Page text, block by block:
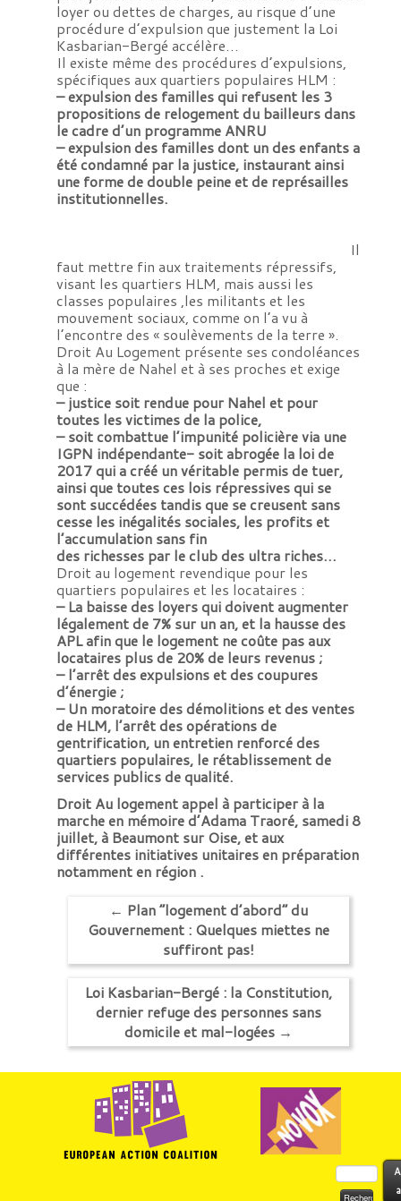
loyer ou dettes de charges, au risque d’une
procédure d’expulsion que justement la Loi
Kasbarian-Bergé accélère…
Il existe même des procédures d’expulsions,
spécifiques aux quartiers populaires HLM :
– expulsion des familles qui refusent les 3
propositions de relogement du bailleurs dans
le cadre d’un programme ANRU
– expulsion des familles dont un des enfants a
été condamné par la justice, instaurant ainsi
une forme dedouble peine et de représailles
institutionnelles.
Il
faut mettre fin aux traitements répressifs,
visant les quartiers HLM, mais aussi les
classes populaires ,les militants et les
mouvement sociaux, comme on l’a vu à
l’encontre des « soulèvements de la terre ».
Droit Au Logement présente ses condoléances
à la mère de Nahel et à ses proches et exige
que :
– justice soit rendue pour Nahel et pour
toutes les victimes de la police,
– soit combattue l’impunité policière via une
IGPN indépendante- soit abrogée la loi de
2017 qui a créé un véritable permis de tuer,
ainsi que toutes ces lois répressives qui se
sont succédées tandis que se creusent sans
cesse les inégalités sociales, les profits et
l’accumulation sans fin
des richesses par le club des ultra riches…
Droit au logement revendique pour les
quartiers populaires et les locataires :
– La baisse des loyers qui doivent augmenter
légalement de 7% sur un an, et la hausse des
APL afin que le logement ne coûte pas aux
locataires plus de 20% de leurs revenus ;
– l’arrêt des expulsions et des coupures
d’énergie ;
– Un moratoire des démolitions et des ventes
de HLM, l’arrêt des opérations de
gentrification, un entretien renforcé des
quartiers populaires, le rétablissement de
services publics de qualité.
Droit Au logement appel à participer à la
marche en mémoire d’Adama Traoré, samedi 8
juillet, à Beaumont sur Oise, et aux
différentes initiatives unitaires en préparation
notamment en région .
← Plan “logement d’abord” du
Gouvernement : Quelques miettes ne
suffiront pas!
Loi Kasbarian-Bergé : la Constitution,
dernier refuge des personnes sans
domicile et mal-logées →
Rechercher :